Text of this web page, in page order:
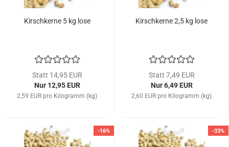
Kirschkerne 5 kg lose
Statt 14,95 EUR
Nur 12,95 EUR
2,59 EUR pro Kilogramm (kg)
Kirschkerne 2,5 kg lose
Statt 7,49 EUR
Nur 6,49 EUR
2,60 EUR pro Kilogramm (kg)
-16% -33%